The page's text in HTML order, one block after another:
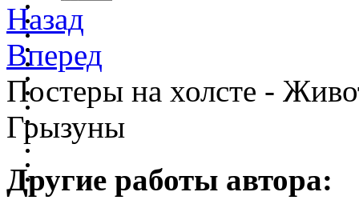
Назад
Вперед
Постеры на холсте -
Грызуны
Другие работы автора: